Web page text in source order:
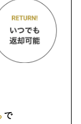
で